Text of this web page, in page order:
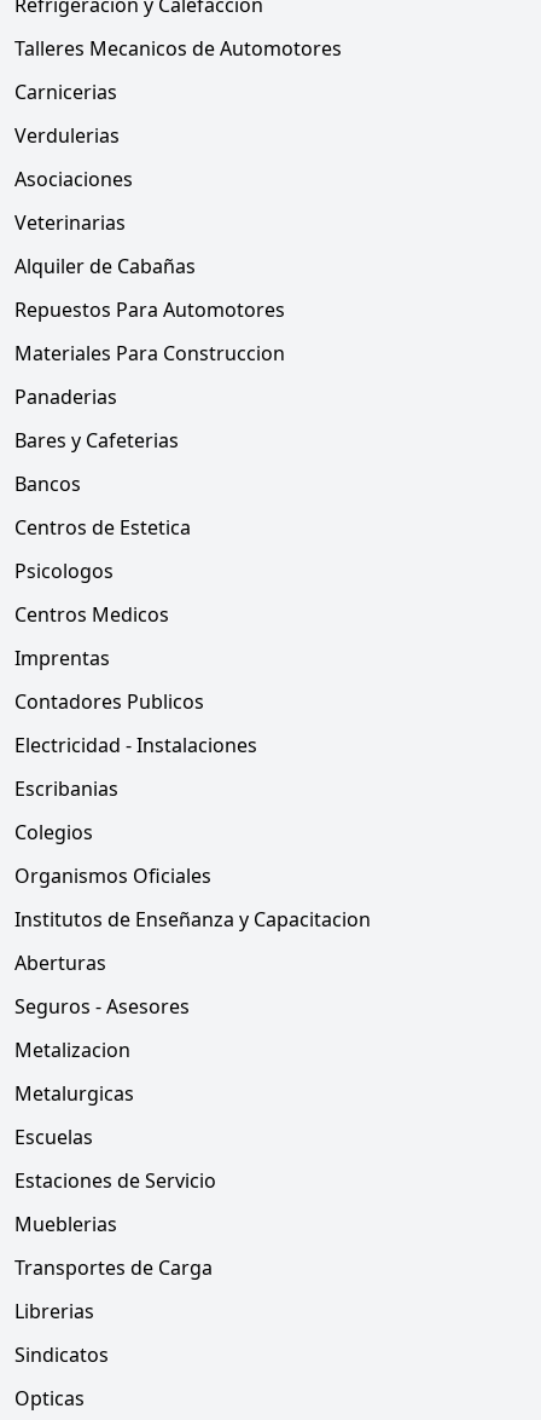
Talleres Mecanicos de Automotores
Carnicerias
Verdulerias
Asociaciones
Veterinarias
Alquiler de Cabañas
Repuestos Para Automotores
Materiales Para Construccion
Panaderias
Bares y Cafeterias
Bancos
Centros de Estetica
Psicologos
Centros Medicos
Imprentas
Contadores Publicos
Electricidad - Instalaciones
Escribanias
Colegios
Organismos Oficiales
Institutos de Enseñanza y Capacitacion
Aberturas
Seguros - Asesores
Metalizacion
Metalurgicas
Escuelas
Estaciones de Servicio
Mueblerias
Transportes de Carga
Librerias
Sindicatos
Opticas